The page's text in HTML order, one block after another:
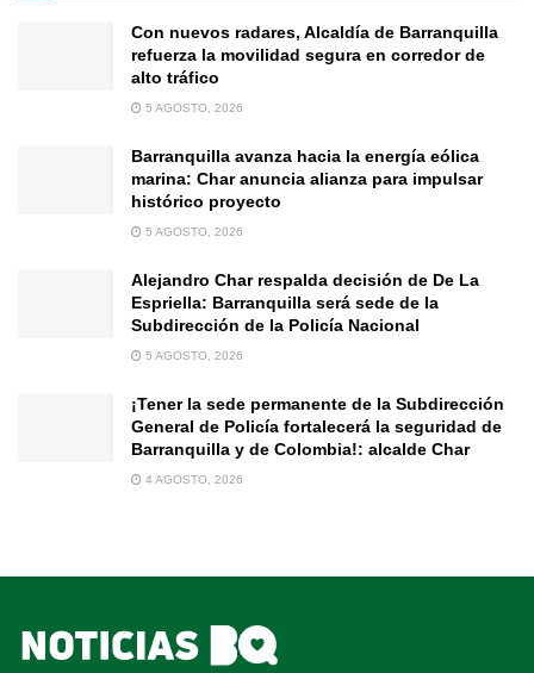
Con nuevos radares, Alcaldía de Barranquilla
refuerza la movilidad segura en corredor de
alto tráfico
5 AGOSTO, 2026
Barranquilla avanza hacia la energía eólica
marina: Char anuncia alianza para impulsar
histórico proyecto
5 AGOSTO, 2026
Alejandro Char respalda decisión de De La
Espriella: Barranquilla será sede de la
Subdirección de la Policía Nacional
5 AGOSTO, 2026
¡Tener la sede permanente de la Subdirección
General de Policía fortalecerá la seguridad de
Barranquilla y de Colombia!: alcalde Char
4 AGOSTO, 2026